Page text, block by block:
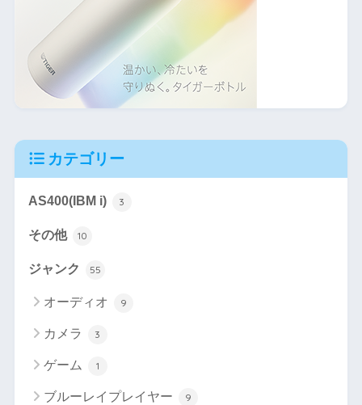
カテゴリー
AS400(IBM i) 3
その他 10
ジャンク 55
オーディオ 9
カメラ 3
ゲーム 1
ブルーレイプレイヤー 9